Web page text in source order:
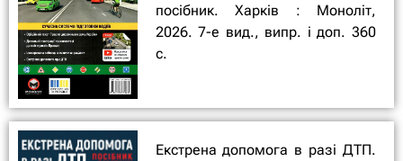
посібник. Харків : Моноліт,
2026. 7-е вид., випр. і доп. 360
с.
Екстрена допомога в разі ДТП.